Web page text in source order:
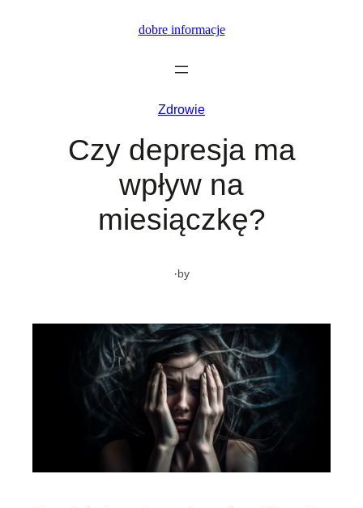
dobre informacje
Zdrowie
Czy depresja ma
wpływ na
miesiączkę?
·by